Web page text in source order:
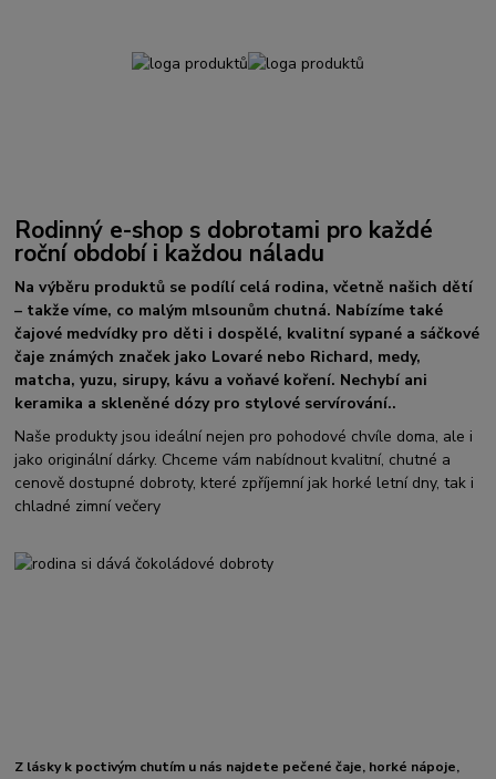
Rodinný e-shop s dobrotami pro každé
roční období i každou náladu
Na výběru produktů se podílí celá rodina, včetně našich dětí
– takže víme, co malým mlsounům chutná. Nabízíme také
čajové medvídky pro děti i dospělé, kvalitní sypané a sáčkové
čaje známých značek jako Lovaré nebo Richard, medy,
matcha, yuzu, sirupy, kávu a voňavé koření. Nechybí ani
keramika a skleněné dózy pro stylové servírování..
Naše produkty jsou ideální nejen pro pohodové chvíle doma, ale i
jako originální dárky. Chceme vám nabídnout kvalitní, chutné a
cenově dostupné dobroty, které zpříjemní jak horké letní dny, tak i
chladné zimní večery
Z lásky k poctivým chutím u nás najdete pečené čaje, horké nápoje,